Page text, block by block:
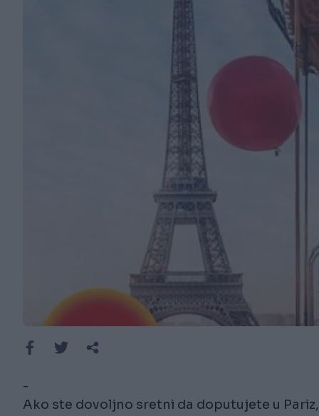
-
Ako ste dovoljno sretni da doputujete u